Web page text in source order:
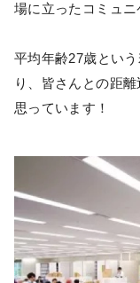
場に立ったコミュニ
平均年齢27歳とい
り、皆さんとの距
思っています！